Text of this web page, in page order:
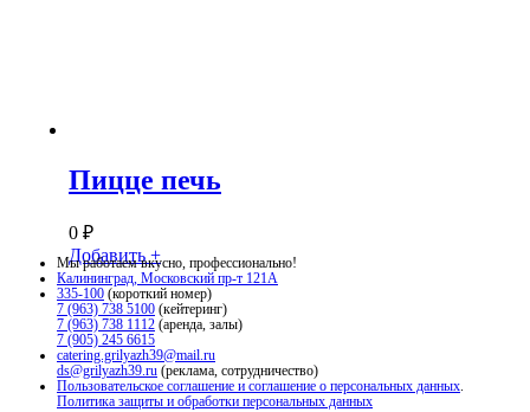
Пицце печь
0 ₽
Добавить +
Мы работаем вкусно, профессионально!
Калининград, Московский пр-т 121А
335-100 (короткий номер)
7 (963) 738 5100 (кейтеринг)
7 (963) 738 1112 (аренда, залы)
7 (905) 245 6615
catering.grilyazh39@mail.ru
ds@grilyazh39.ru (реклама, сотрудничество)
Пользовательское соглашение и соглашение о персональных данных.
Политика защиты и обработки персональных данных